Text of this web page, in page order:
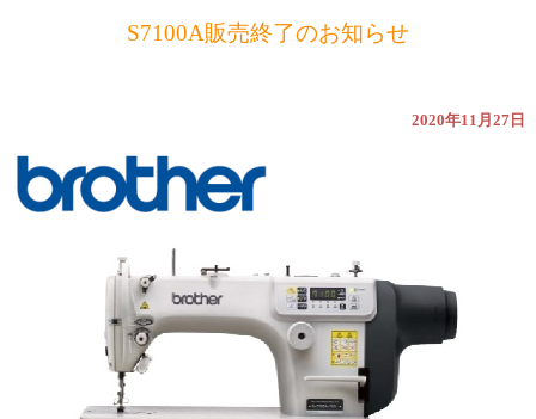
S7100A販売終了のお知らせ
2020年11月27日